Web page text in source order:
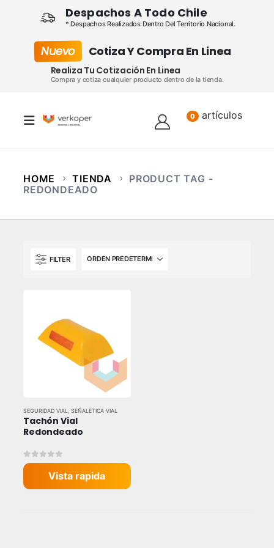
Despachos A Todo Chile
* Despachos Realizados Dentro Del Territorio Nacional.
Nuevo Cotiza Y Compra En Linea
Realiza Tu Cotización En Linea
Compra y cotiza cualquier producto dentro de la tienda.
0 artículos
HOME TIENDA
PRODUCT TAG -
REDONDEADO
FILTER
SEGURIDAD VIAL SEÑALETICA VIAL
Tachón Vial
Redondeado
0out of 5
Vista rapida